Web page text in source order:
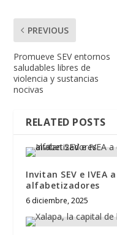
PREVIOUS
Promueve SEV entornos
saludables libres de
violencia y sustancias
nocivas
RELATED POSTS
Invitan SEV e IVEA
alfabetizadores
6 diciembre, 2025